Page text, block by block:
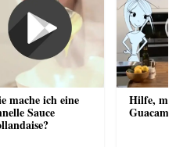
mache ich eine
Sauce
Hilfe,